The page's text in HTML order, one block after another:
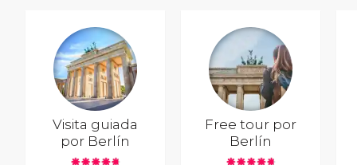
Visita guiada
por Berlín
Free tour por
Berlín